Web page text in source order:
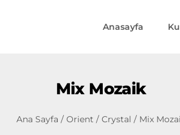
Anasayfa
Mix Mozaik
Ana Sayfa / Orient / Crystal / Mix